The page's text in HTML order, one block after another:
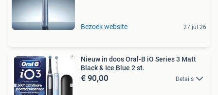
Bezoek website 27 jul 26
Nieuw in doos Oral-B iO Series 3 Matt
Black & Ice Blue 2 st.
€ 90,00 Details